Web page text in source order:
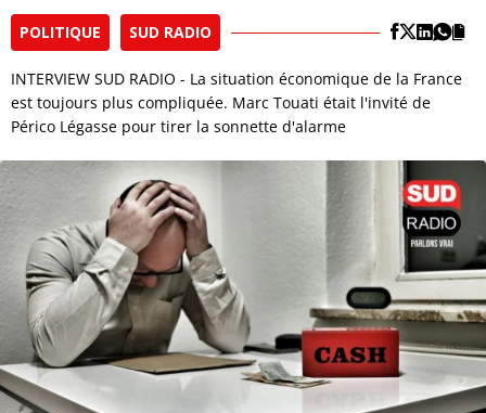
POLITIQUE SUD RADIO
INTERVIEW SUD RADIO - La situation économique de la France
est toujours plus compliquée. Marc Touati était l'invité de
Périco Légasse pour tirer la sonnette d'alarme